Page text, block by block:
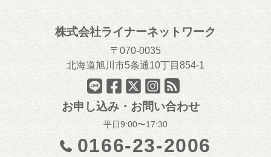
株式会社ライナーネットワーク
070-0035
北海道旭川市5条通10丁目854-1
お申し込み・お問い合わせ
平日9:00〜17:30
0166-23-2006